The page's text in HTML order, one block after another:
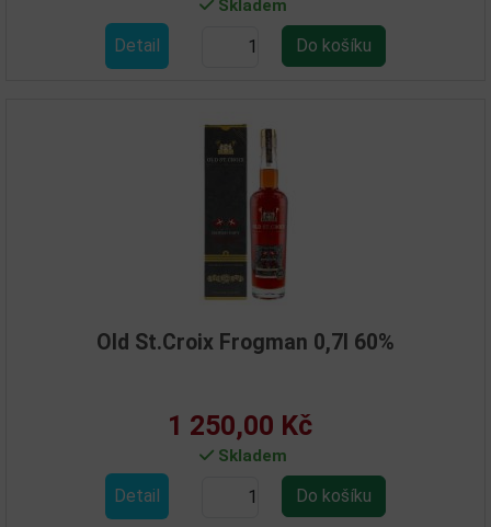
Skladem
Detail
Old St.Croix Frogman 0,7l 60%
1 250,00 Kč
Skladem
Detail